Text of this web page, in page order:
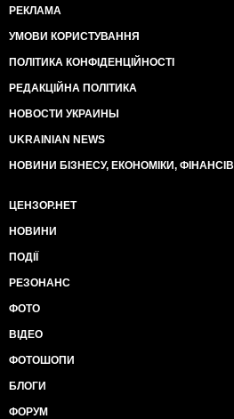
РЕКЛАМА
УМОВИ КОРИСТУВАННЯ
ПОЛІТИКА КОНФІДЕНЦІЙНОСТІ
РЕДАКЦІЙНА ПОЛІТИКА
НОВОСТИ УКРАИНЫ
UKRAINIAN NEWS
НОВИНИ БІЗНЕСУ, ЕКОНОМІКИ, ФІНАНСІВ
ЦЕНЗОР.НЕТ
НОВИНИ
ПОДІЇ
РЕЗОНАНС
ФОТО
ВІДЕО
ФОТОШОПИ
БЛОГИ
ФОРУМ